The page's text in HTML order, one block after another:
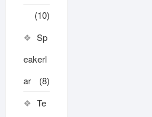
(10)
Sp
eakerl
ar
(8)
Te